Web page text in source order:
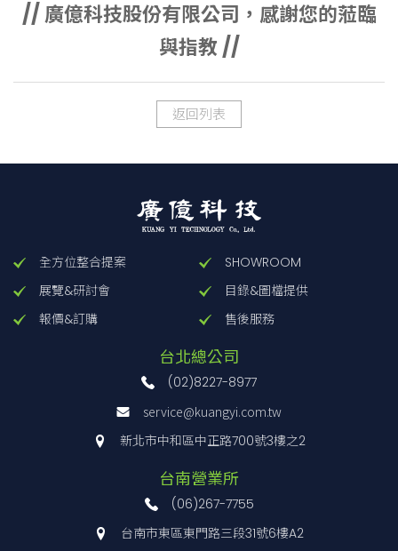
// 廣億科技股份有限公司，感謝您的蒞臨
與指教 //
返回列表
全方位整合提案
SHOWROOM
展覽&研討會
目錄&圖檔提供
報價&訂購
售後服務
台北總公司
(02)8227-8977
service@kuangyi.com.tw
新北市中和區中正路700號3樓之2
台南營業所
(06)267-7755
台南市東區東門路三段31號6樓A2